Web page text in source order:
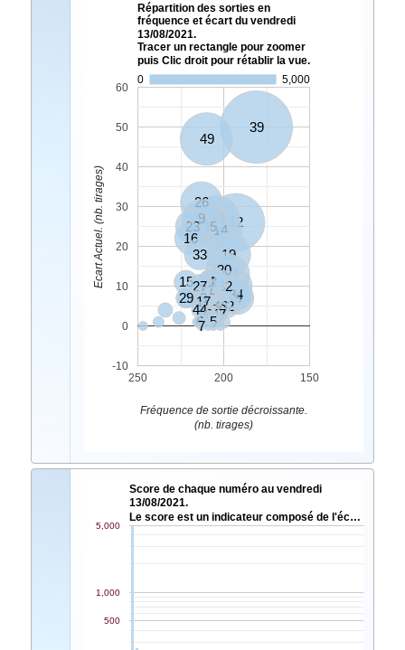
Répartition des sorties en
fréquence et écart du vendredi
13/08/2021.
Tracer un rectangle pour zoomer
puis Clic droit pour rétablir la vue.
0
5,000
39
12
49
10
14
19
26
35
9
18
25
30
23
8
16
34
32
33
2
4
31
1527
42
3
46
1 17
20
29
47
24
36
44
5
6
7
250 200 150
-10
0
10
20
30
40
50
60
Fréquence de sortie décroissante.
(nb. tirages)
Ecart Actuel. (nb. tirages)
Score de chaque numéro au vendredi
13/08/2021.
Le score est un indicateur composé de l'éc…
500
1,000
5,000